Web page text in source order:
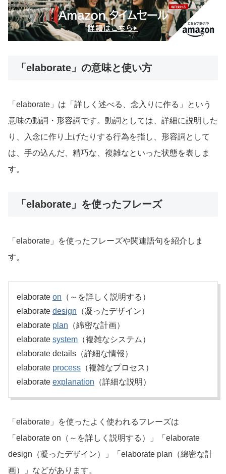
「elaborate」の意味と使い方
「elaborate」は「詳しく述べる、念入りに作る」という
意味の動詞・形容詞です。動詞としては、詳細に説明した
り、入念に作り上げたりする行為を指し、形容詞として
は、手の込んだ、精巧な、複雑なといった状態を表しま
す。
「elaborate」を使ったフレーズ
「elaborate」を使ったフレーズや関連語句を紹介しま
す。
elaborate on （～を詳しく説明する）
elaborate design （凝ったデザイン）
elaborate plan （綿密な計画）
elaborate system （複雑なシステム）
elaborate details（詳細な情報）
elaborate process （複雑なプロセス）
elaborate explanation （詳細な説明）
「elaborate」を使ったよく使われるフレーズは
「elaborate on（～を詳しく説明する）」「elaborate
design（凝ったデザイン）」「elaborate plan（綿密な計
画）」などがあります。